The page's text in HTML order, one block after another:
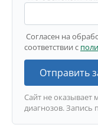
Согласен на
соответствии с
Отправить
Сайт не оказывает
диагнозов. Запись